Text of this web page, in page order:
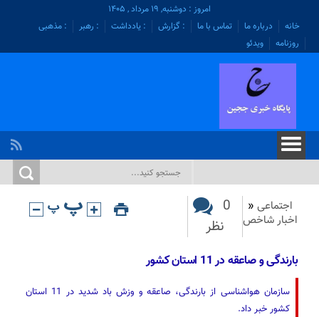
امروز : دوشنبه, ۱۹ مرداد , ۱۴۰۵
خانه
درباره ما تماس با ما : گزارش : یادداشت : رهبر
: مذهبی
روزنامه
ویدئو
اجتماعی «
اخبار شاخص
0
نظر
بارندگی و صاعقه در 11 استان کشور
سازمان هواشناسی از بارندگی، صاعقه و وزش باد شدید در 11 استان
کشور خبر داد.